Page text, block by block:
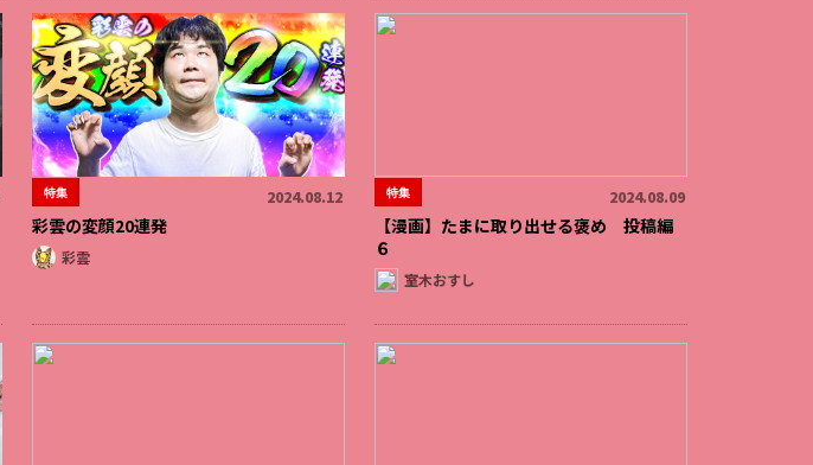
特集 2024.08.12
彩雲の変顔20連発
彩雲
特集 2024.08.09
【漫画】たまに取り出せる褒め 投稿編
６
室木おすし